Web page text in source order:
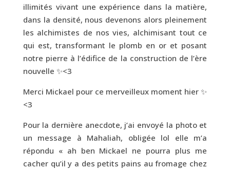
illimités vivant une expérience dans la matière,
dans la densité, nous devenons alors pleinement
les alchimistes de nos vies, alchimisant tout ce
qui est, transformant le plomb en or et posant
notre pierre à l’édifice de la construction de l’ère
nouvelle ✨<3
Merci Mickael pour ce merveilleux moment hier ✨
<3
Pour la dernière anecdote, j’ai envoyé la photo et
un message à Mahaliah, obligée lol elle m’a
répondu « ah ben Mickael ne pourra plus me
cacher qu’il y a des petits pains au fromage chez